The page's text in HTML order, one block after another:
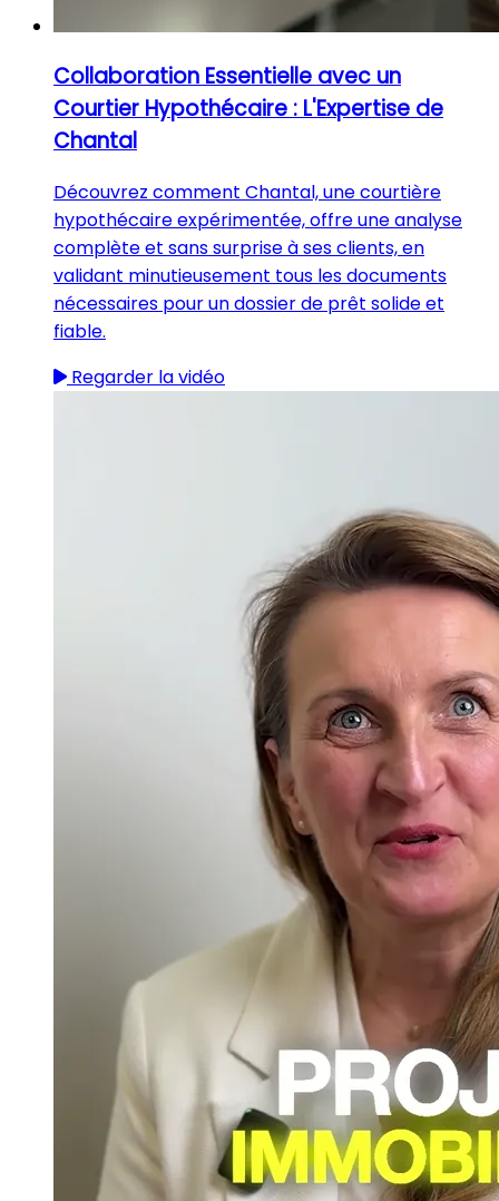
Collaboration Essentielle avec un
Courtier Hypothécaire : L'Expertise de
Chantal
Découvrez comment Chantal, une courtière
hypothécaire expérimentée, offre une analyse
complète et sans surprise à ses clients, en
validant minutieusement tous les documents
nécessaires pour un dossier de prêt solide et
fiable.
Regarder la vidéo